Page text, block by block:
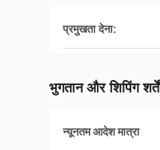
प्रमुखता देना:
भुगतान और शिपिंग शर्तें
न्यूनतम आदेश मात्रा